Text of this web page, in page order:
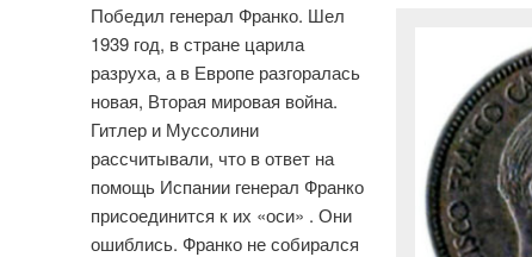
Победил генерал Франко. Шел
1939 год, в стране царила
разруха, а в Европе разгоралась
новая, Вторая мировая война.
Гитлер и Муссолини
рассчитывали, что в ответ на
помощь Испании генерал Франко
присоединится к их «оси» . Они
ошиблись. Франко не собирался